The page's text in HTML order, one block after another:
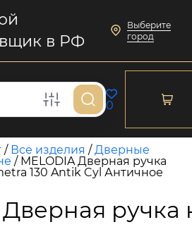
в РФ
Выберите
город
0
/ Все изделия /Дверные
/ MELODIA Дверная ручка
130 Antik Cyl Античное
Дверная